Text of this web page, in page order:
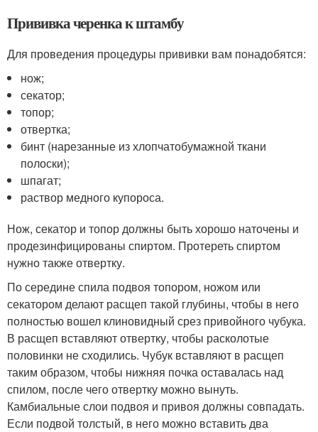
Прививка черенка к штамбу
Для проведения процедуры прививки вам понадобятся:
нож;
секатор;
топор;
отвертка;
бинт (нарезанные из хлопчатобумажной ткани
полоски);
шпагат;
раствор медного купороса.
Нож, секатор и топор должны быть хорошо наточены и
продезинфицированы спиртом. Протереть спиртом
нужно также отвертку.
По середине спила подвоя топором, ножом или
секатором делают расщеп такой глубины, чтобы в него
полностью вошел клиновидный срез привойного чубука.
В расщеп вставляют отвертку, чтобы расколотые
половинки не сходились. Чубук вставляют в расщеп
таким образом, чтобы нижняя почка оставалась над
спилом, после чего отвертку можно вынуть.
Камбиальные слои подвоя и привоя должны совпадать.
Если подвой толстый, в него можно вставить два